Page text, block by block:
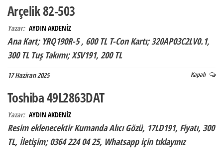
Arçelik 82-503
Yazar: AYDIN AKDENİZ
Ana Kart; YRQ190R-5 , 600 TL T-Con Kartı; 320AP03C2LV0.1,
300 TL Tuş Takımı; XSV191, 200 TL
17 Haziran 2025 Kapalı
Toshiba 49L2863DAT
Yazar: AYDIN AKDENİZ
Resim eklenecektir Kumanda Alıcı Gözü, 17LD191, Fiyatı, 300
TL, İletişim; 0364 224 04 25, Whatsapp için tıklayınız